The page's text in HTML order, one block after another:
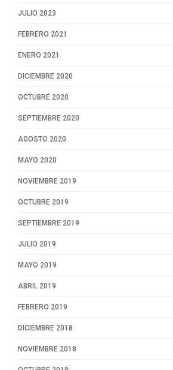
JULIO 2023
FEBRERO 2021
ENERO 2021
DICIEMBRE 2020
OCTUBRE 2020
SEPTIEMBRE 2020
AGOSTO 2020
MAYO 2020
NOVIEMBRE 2019
OCTUBRE 2019
SEPTIEMBRE 2019
JULIO 2019
MAYO 2019
ABRIL 2019
FEBRERO 2019
DICIEMBRE 2018
NOVIEMBRE 2018